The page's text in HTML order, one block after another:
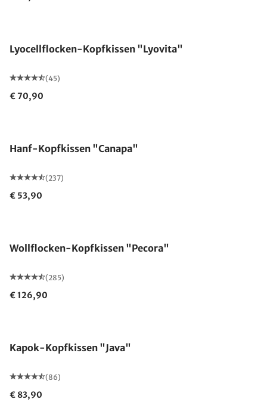
Lyocellflocken-Kopfkissen "Lyovita"
(45)
€ 70,90
Hanf-Kopfkissen "Canapa"
(237)
€ 53,90
Wollflocken-Kopfkissen "Pecora"
(285)
€ 126,90
Kapok-Kopfkissen "Java"
(86)
€ 83,90